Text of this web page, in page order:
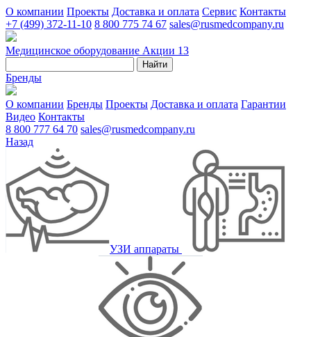
О компании Проекты Доставка и оплата Сервис Контакты
+7 (499) 372-11-10 8 800 775 74 67 sales@rusmedcompany.ru
Медицинское оборудование Акции 13
Найти
Бренды
О компании Бренды Проекты Доставка и оплата Гарантии
Видео Контакты
8 800 777 64 70 sales@rusmedcompany.ru
Назад
УЗИ аппараты